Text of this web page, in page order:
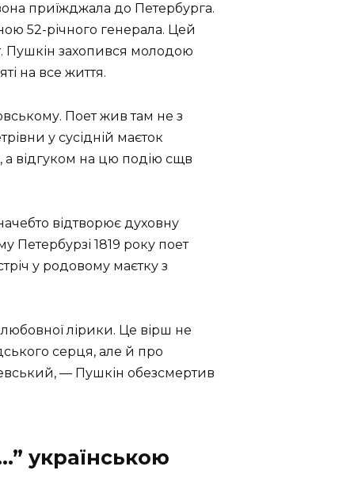
приїжджала до Пе­тербурга.
52-річного генерала. Цей
Пушкін за­хопився молодою
на все життя.
Поет жив там не з
у сусідній ма­єток
а відгуком на цю по­дію сщв
відтворює ду­ховну
Петербурзі 1819 року поет
у родовому маєтку з
лірики. Це вірш не
серця, але й про
— Пушкін обезсмертив
українською